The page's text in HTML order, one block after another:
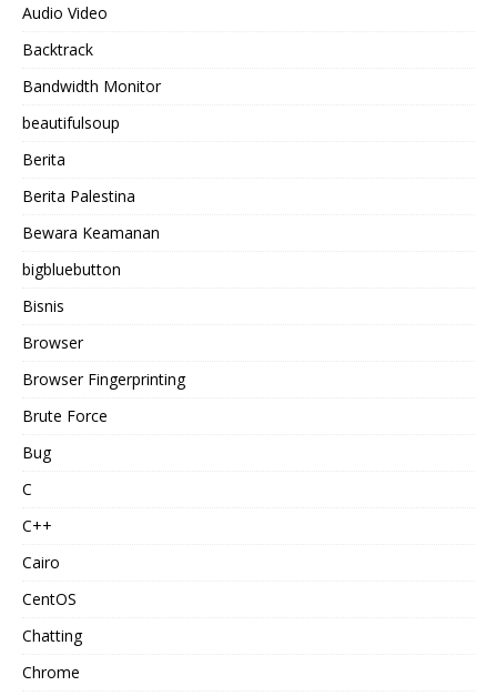
Audio Video
Backtrack
Bandwidth Monitor
beautifulsoup
Berita
Berita Palestina
Bewara Keamanan
bigbluebutton
Bisnis
Browser
Browser Fingerprinting
Brute Force
Bug
C
C++
Cairo
CentOS
Chatting
Chrome